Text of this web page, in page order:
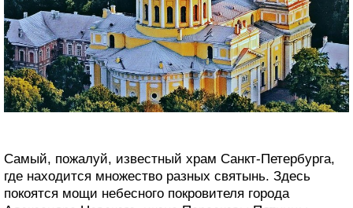
Самый, пожалуй, известный храм Санкт-Петербурга,
где находится множество разных святынь. Здесь
покоятся мощи небесного покровителя города